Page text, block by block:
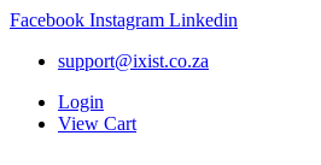
Facebook Instagram Linkedin
support@ixist.co.za
Login
View Cart